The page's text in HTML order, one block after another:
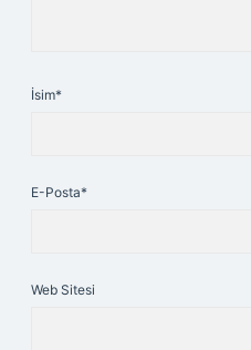
İsim*
E-Posta*
Web Sitesi